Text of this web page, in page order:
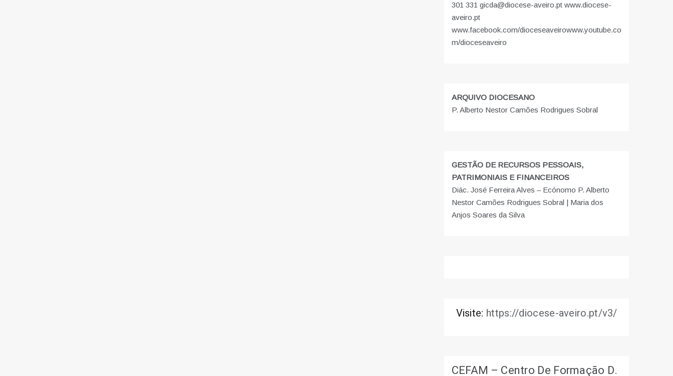
301 331 gicda@diocese-aveiro.pt www.diocese-
aveiro.pt
www.facebook.com/dioceseaveirowww.youtube.co
m/dioceseaveiro
ARQUIVO DIOCESANO
P. Alberto Nestor Camões Rodrigues Sobral
GESTÃO DE RECURSOS PESSOAIS,
PATRIMONIAIS E FINANCEIROS
Diác. José Ferreira Alves – Ecónomo P. Alberto
Nestor Camões Rodrigues Sobral | Maria dos
Anjos Soares da Silva
Visite: https://diocese-aveiro.pt/v3/
CEFAM – Centro De Formação D.